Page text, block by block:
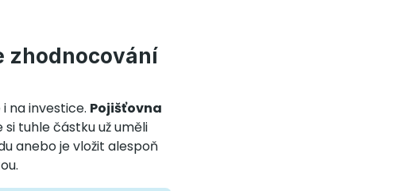
zhodnocování
na investice. Pojišťovna
si tuhle částku už uměli
anebo je vložit alespoň